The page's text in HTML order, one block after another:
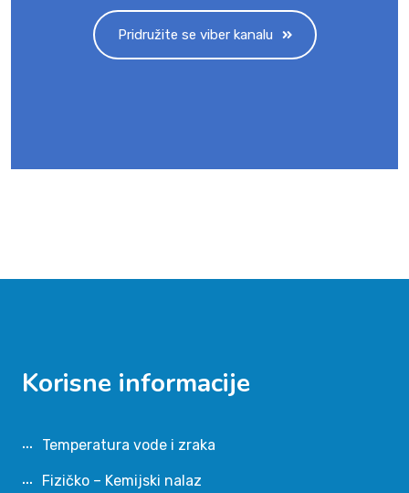
Pridružite se viber kanalu
Korisne informacije
Temperatura vode i zraka
Fizičko – Kemijski nalaz